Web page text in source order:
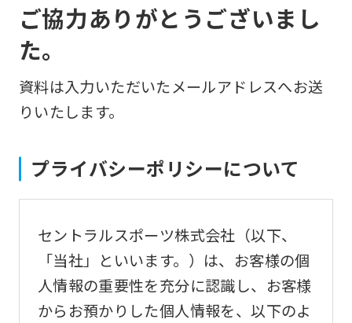
ご協力ありがとうございまし
た。
資料は入力いただいたメールアドレスへお送
りいたします。
プライバシーポリシーについて
セントラルスポーツ株式会社（以下、
「当社」といいます。）は、お客様の個
人情報の重要性を充分に認識し、お客様
からお預かりした個人情報を、以下のよ